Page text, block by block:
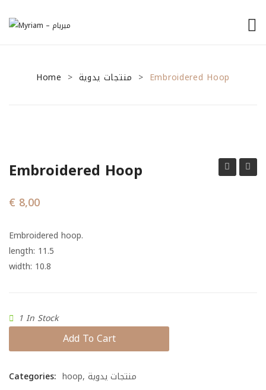
من نحن
Financial Tips
Home > منتجات يدوية > Embroidered Hoop
Embroidered Hoop
€ 8,00
Embroidered hoop.
length: 11.5
width: 10.8
1 In Stock
Add To Cart
Categories: hoop, منتجات يدوية